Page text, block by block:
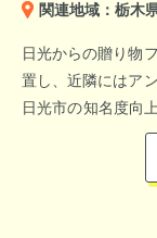
＜ウェルビーイン
茨城県ひたちなか
同市企画部企画調
女性2人で就農し
おしゃべりの出来
コで回答。
会場も巻き込んで
関連地域：栃木
日光からの贈り物
置し、近隣にはア
日光市の知名度向
楽町駅前広場にて
た。市では、チ
「CHOCOTTO